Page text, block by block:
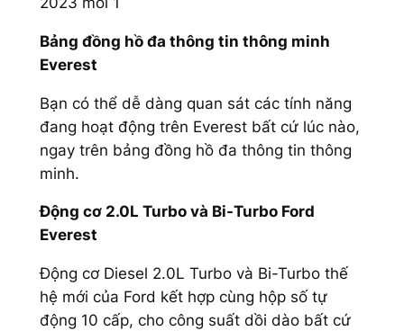
Bảng đồng hồ đa thông tin thông minh
Everest
Bạn có thể dễ dàng quan sát các tính năng
đang hoạt động trên Everest bất cứ lúc nào,
ngay trên bảng đồng hồ đa thông tin thông
minh.
Động cơ 2.0L Turbo và Bi-Turbo Ford
Everest
Động cơ Diesel 2.0L Turbo và Bi-Turbo thế
hệ mới của Ford kết hợp cùng hộp số tự
động 10 cấp, cho công suất dồi dào bất cứ